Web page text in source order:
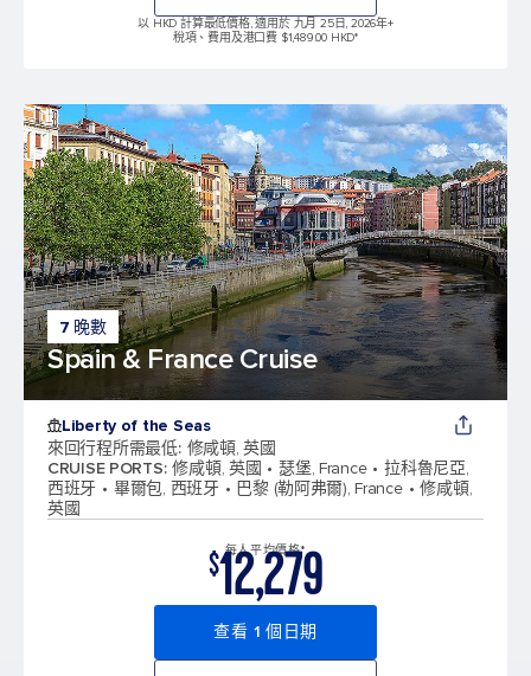
以 HKD 計算最低價格, 適用於 九月 25日, 2026年+
稅項、費用及港口費 $1,489.00 HKD*
7 晚數
Spain & France Cruise
Liberty of the Seas
來回行程所需最低: 修咸頓, 英國
CRUISE PORTS: 修咸頓, 英國 瑟堡, France
拉科魯尼亞,
西班牙
畢爾包, 西班牙 巴黎 (勒阿弗爾), France
修咸頓,
英國
每人平均價格*
$12,279
查看 1 個日期